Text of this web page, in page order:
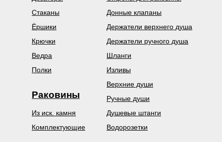
Раковины
Из иск. камня
Комплектующие
Донные клапаны
Держатели верхнего душа
Стаканы
Ёршики
Крючки
Ведра
Полки
Держатели ручного душа
Шланги
Изливы
Верхние души
Ручные души
Душевые штанги
Водорозетки